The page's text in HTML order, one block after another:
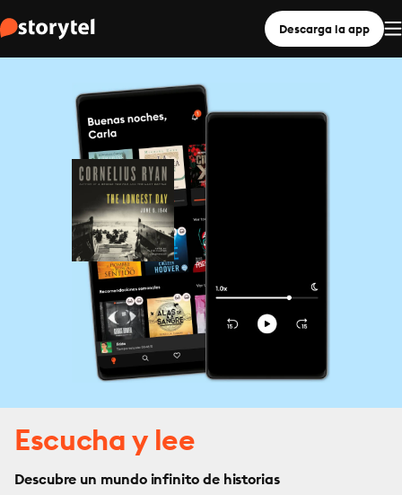
Descarga la app
Escucha y lee
Descubre un mundo infinito de historias